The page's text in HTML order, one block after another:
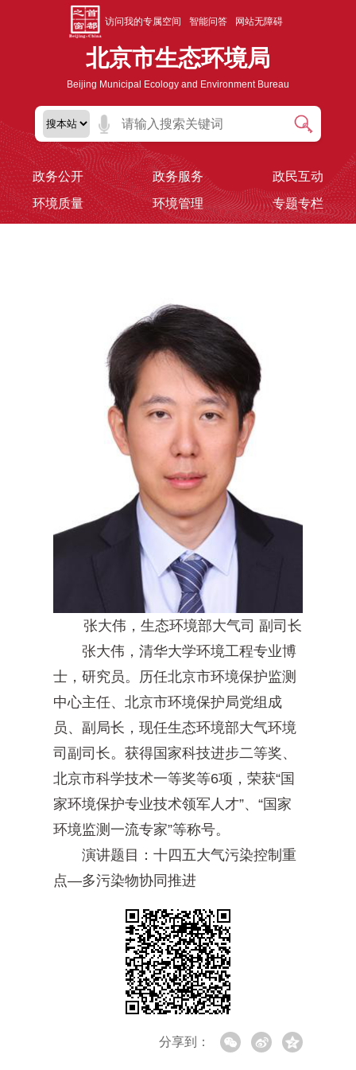
访问我的专属空间 智能问答 网站无障碍
北京市生态环境局
Beijing Municipal Ecology and Environment Bureau
政务公开 政务服务
政民互动
环境质量
环境管理 专题专栏
张大伟，生态环境部大气司 副司长
张大伟，清华大学环境工程专业博
士，研究员。历任北京市环境保护监测
中心主任、北京市环境保护局党组成
员、副局长，现任生态环境部大气环境
司副司长。获得国家科技进步二等奖、
北京市科学技术一等奖等6项，荣获“国
家环境保护专业技术领军人才”、“国家
环境监测一流专家”等称号。
演讲题目：十四五大气污染控制重
点—多污染物协同推进
分享到：